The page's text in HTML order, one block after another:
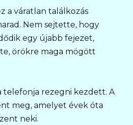
a váratlan találkozás
Nem sejtette, hogy
egy újabb fejezet,
örökre maga mögött
telefonja rezegni kezdett. A
meg, amelyet évek óta
neki.